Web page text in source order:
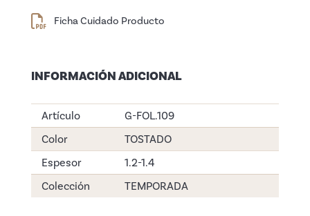
Ficha Cuidado Producto
INFORMACIÓN ADICIONAL
Artículo
G-FOL.109
Color
TOSTADO
Espesor
1.2-1.4
Colección
TEMPORADA